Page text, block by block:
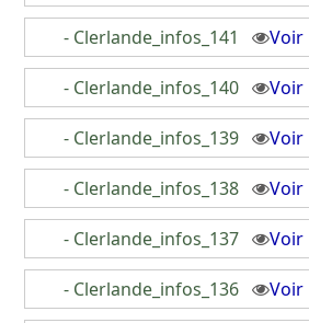
- Clerlande_infos_141 Voir
- Clerlande_infos_140 Voir
- Clerlande_infos_139 Voir
- Clerlande_infos_138 Voir
- Clerlande_infos_137 Voir
- Clerlande_infos_136 Voir